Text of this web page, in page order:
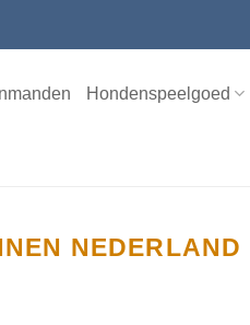
Hondenspeelgoed
NEDERLAND